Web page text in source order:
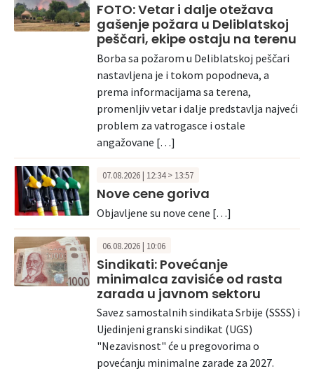
FOTO: Vetar i dalje otežava
gašenje požara u Deliblatskoj
peščari, ekipe ostaju na terenu
Borba sa požarom u Deliblatskoj peščari
nastavljena je i tokom popodneva, a
prema informacijama sa terena,
promenljiv vetar i dalje predstavlja najveći
problem za vatrogasce i ostale
angažovane […]
07.08.2026 | 12:34 > 13:57
Nove cene goriva
Objavljene su nove cene […]
06.08.2026 | 10:06
Sindikati: Povećanje
minimalca zavisiće od rasta
zarada u javnom sektoru
Savez samostalnih sindikata Srbije (SSSS) i
Ujedinjeni granski sindikat (UGS)
"Nezavisnost" će u pregovorima o
povećanju minimalne zarade za 2027.